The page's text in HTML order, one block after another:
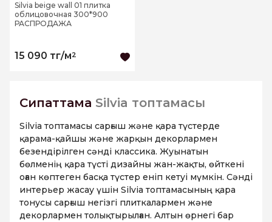
Silvia beige wall 01 плитка
облицовочная 300*900
РАСПРОДАЖА
15 090 тг/м2
Сипаттама Silvia топтамасы
Silvia топтамасы сарғыш және қара түстерде
қарама-қайшы және жарқын декорлармен
безендірілген сәнді классика. Жуынатын
бөлменің қара түсті дизайны жан-жақты, өйткені
оған көптеген басқа түстер еніп кетуі мүмкін. Сәнді
интерьер жасау үшін Silvia топтамасының қара
тонусы сарғыш негізгі плиткалармен және
декорлармен толықтырылған. Алтын өрнегі бар